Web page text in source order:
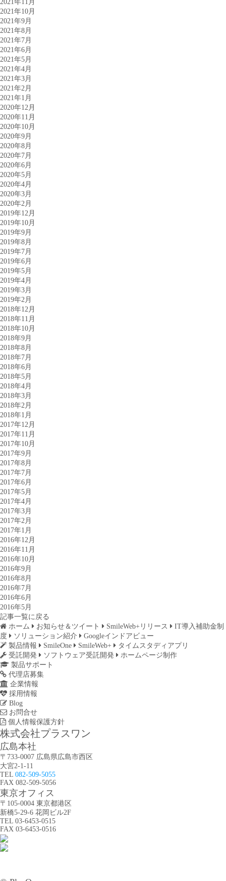
2021年11月
2021年10月
2021年9月
2021年8月
2021年7月
2021年6月
2021年5月
2021年4月
2021年3月
2021年2月
2021年1月
2020年12月
2020年11月
2020年10月
2020年9月
2020年8月
2020年7月
2020年6月
2020年5月
2020年4月
2020年3月
2020年2月
2019年12月
2019年10月
2019年9月
2019年8月
2019年7月
2019年6月
2019年5月
2019年4月
2019年3月
2019年2月
2018年12月
2018年11月
2018年10月
2018年9月
2018年8月
2018年7月
2018年6月
2018年5月
2018年4月
2018年3月
2018年2月
2018年1月
2017年12月
2017年11月
2017年10月
2017年9月
2017年8月
2017年7月
2017年6月
2017年5月
2017年4月
2017年3月
2017年2月
2017年1月
2016年12月
2016年11月
2016年10月
2016年9月
2016年8月
2016年7月
2016年6月
2016年5月
記事一覧に戻る
ホーム
お知らせ＆ツイート SmileWeb+リリース
IT導入補助金制
度
ソリューション紹介
Googleインドアビュー
製品情報
SmileOne SmileWeb+
タイムスタディアプリ
受託開発
ソフトウェア受託開発
ホームページ制作
製品サポート
代理店募集
企業情報
採用情報
Blog
お問合せ
個人情報保護方針
株式会社プラスワン
広島本社
〒733-0007 広島県広島市西区
大宮2-1-11
TEL 082-509-5055
FAX 082-509-5056
東京オフィス
〒105-0004 東京都港区
新橋5-29-6 花岡ビル2F
TEL 03-6453-0515
FAX 03-6453-0516